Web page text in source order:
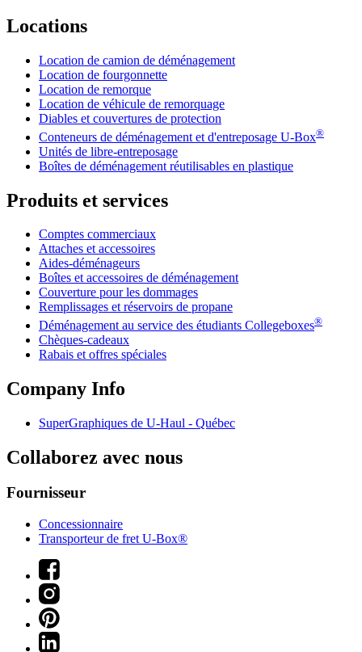
Locations
Location de camion de déménagement
Location de fourgonnette
Location de remorque
Location de véhicule de remorquage
Diables et couvertures de protection
Conteneurs de déménagement et d'entreposage U-Box®
Unités de libre-entreposage
Boîtes de déménagement réutilisables en plastique
Produits et services
Comptes commerciaux
Attaches et accessoires
Aides-déménageurs
Boîtes et accessoires de déménagement
Couverture pour les dommages
Remplissages et réservoirs de propane
Déménagement au service des étudiants Collegeboxes®
Chèques-cadeaux
Rabais et offres spéciales
Company Info
SuperGraphiques de U-Haul - Québec
Collaborez avec nous
Fournisseur
Concessionnaire
Transporteur de fret U-Box®